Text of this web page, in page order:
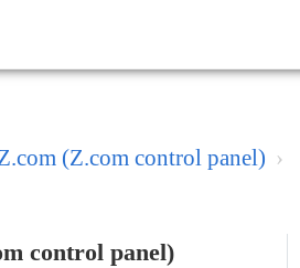
(Z.com control panel)
control panel)